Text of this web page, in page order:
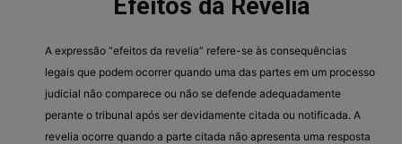
Efeitos da Revelia
A expressão “efeitos da revelia” refere-se às consequências
legais que podem ocorrer quando uma das partes em um processo
judicial não comparece ou não se defende adequadamente
perante o tribunal após ser devidamente citada ou notificada. A
revelia ocorre quando a parte citada não apresenta uma resposta